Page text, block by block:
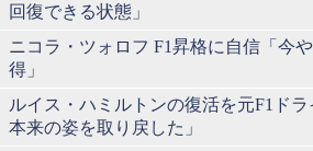
回復できる状態」
ニコラ・ツォロフ F1昇格に自信「今
得」
ルイス・ハミルトンの復活を元F1ド
本来の姿を取り戻した」